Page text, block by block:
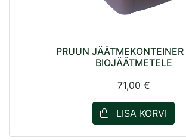
PRUUN
BIOJÄÄTMETELE
71,00 €
LISA KORVI